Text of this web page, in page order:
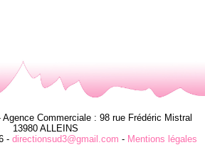
Commerciale : 98 rue Frédéric Mistral
13980 ALLEINS
- directionsud3@gmail.com - Mentions légales